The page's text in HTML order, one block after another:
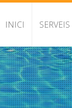
INICI SERVEIS